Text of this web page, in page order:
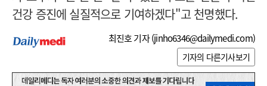
건강 증진에 실질적으로 기여하겠다"고 천명했다.
최진호 기자 (jinho6346@dailymedi.com)
기자의 다른기사보기